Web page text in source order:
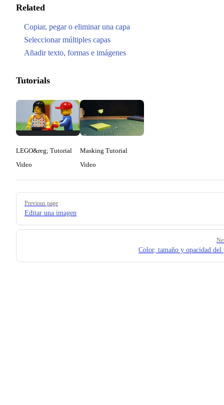
Related
Copiar, pegar o eliminar una capa
Seleccionar múltiples capas
Añadir texto, formas e imágenes
Tutorials
LEGO&reg; Tutorial
Video
Masking Tutorial
Video
Pager
Previous page
Editar una imagen
Color, tamaño y opacidad del